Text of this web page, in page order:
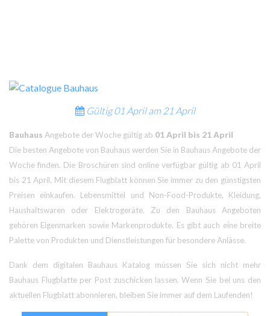
Gültig01 April am 21 April
Bauhaus Angebote der Woche gültig ab 01 April bis 21 April
Die besten Angebote von Bauhaus werden Sie in Bauhaus Angebote der
Woche finden. Die Broschüren sind online verfügbar gültig ab 01 April
bis 21 April. Mit diesem Flugblatt können Sie immer zu den günstigsten
Preisen einkaufen. Lebensmittel und Non-Food-Produkte, Kleidung,
Haushaltswaren oder Elektrogeräte. Zu den Bauhaus Angeboten
gehören Eigenmarken sowie Markenprodukte. Es gibt auch eine breite
Palette von Produkten und Dienstleistungen für besondere Anlässe.
Dank dem digitalen Bauhaus Katalog müssen Sie sich nicht mehr
Bauhaus Flugblatte per Post zuschicken lassen. Wenn Sie bei uns den
aktuellen Flugblatt abonnieren, bleiben Sie immer auf dem Laufenden!